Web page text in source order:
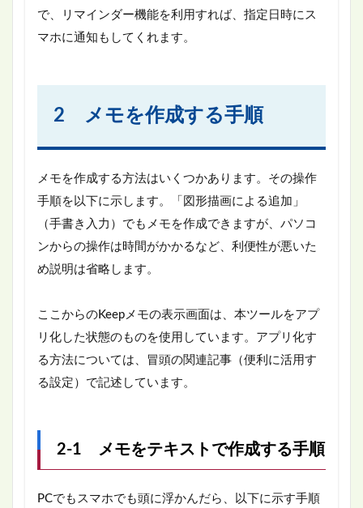
で、リマインダー機能を利用すれば、指定日時にス
マホに通知もしてくれます。
2 メモを作成する手順
メモを作成する方法はいくつかあります。その操作
手順を以下に示します。「図形描画による追加」
（手書き入力）でもメモを作成できますが、パソコ
ンからの操作は時間がかかるなど、利便性が悪いた
め説明は省略します。
ここからのKeepメモの表示画面は、本ツールをアプ
リ化した状態のものを使用しています。アプリ化す
る方法については、冒頭の関連記事（便利に活用す
る設定）で記述しています。
2-1 メモをテキストで作成する手順
PCでもスマホでも頭に浮かんだら、以下に示す手順